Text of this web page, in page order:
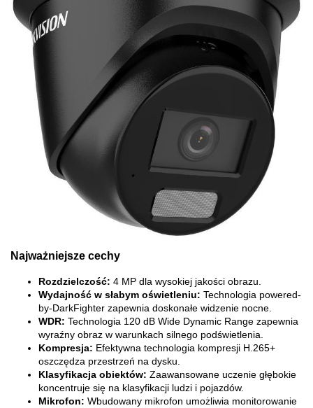
Najważniejsze cechy
Rozdzielczość: 4 MP dla wysokiej jakości obrazu.
Wydajność w słabym oświetleniu: Technologia powered-
by-DarkFighter zapewnia doskonałe widzenie nocne.
WDR: Technologia 120 dB Wide Dynamic Range zapewnia
wyraźny obraz w warunkach silnego podświetlenia.
Kompresja: Efektywna technologia kompresji H.265+
oszczędza przestrzeń na dysku.
Klasyfikacja obiektów: Zaawansowane uczenie głębokie
koncentruje się na klasyfikacji ludzi i pojazdów.
Mikrofon: Wbudowany mikrofon umożliwia monitorowanie